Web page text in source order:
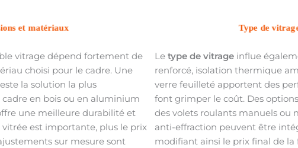
et matériaux
vitrage dépend fortement de
choisi pour le cadre. Une
la solution la plus
en bois ou en aluminium
une meilleure durabilité et
est importante, plus le prix
sur mesure sont
Type de
Le type de vitrage influe
renforcé, isolation thermique
verre feuilleté apportent des
font grimper le coût. Des
des volets roulants manuels ou
anti-effraction peuvent être
modifiant ainsi le prix final de la